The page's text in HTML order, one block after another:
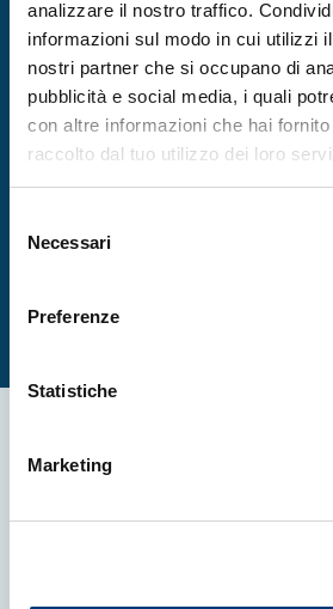
analizzare il nostro traffico.
informazioni sul modo in cui utilizzi
nostri partner che si occupano di
pubblicità e social media, i quali
con altre informazioni che hai
raccolto dal tuo utilizzo dei loro
delNecessari
Preferenze
Statistiche
Marketing